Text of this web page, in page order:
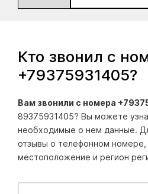
Кто звонил с
+79375931405?
Вам звонили с номера
89375931405? Вы можете
необходимые о нем данные.
отзывы о телефонном номере,
местоположение и регион